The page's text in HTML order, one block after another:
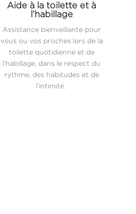
Aide à la toilette et à
l’habillage
Assistance bienveillante pour
vous ou vos proches lors de la
toilette quotidienne et de
l’habillage, dans le respect du
rythme, des habitudes et de
l’intimité.